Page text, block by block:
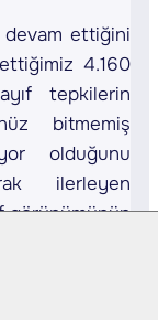
devam ettiğini
4.160
tepkilerin
bitmemiş
olduğunu
ilerleyen
görünümünün
seviyelerine
gündeme